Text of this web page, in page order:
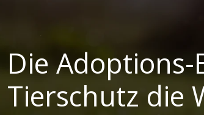
Die
Tierschutz die